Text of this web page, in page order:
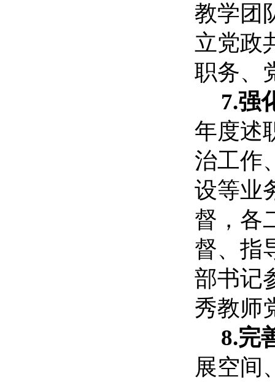
教学团
立党政
职务、
7.强
年度述
治工作
设等业
督，各
督、指
部书记
秀教师
8.完
展空间